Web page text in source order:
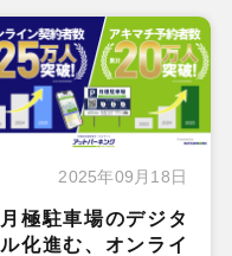
2025年09月18日
月極駐車場のデジタ
ル化進む、オンライ